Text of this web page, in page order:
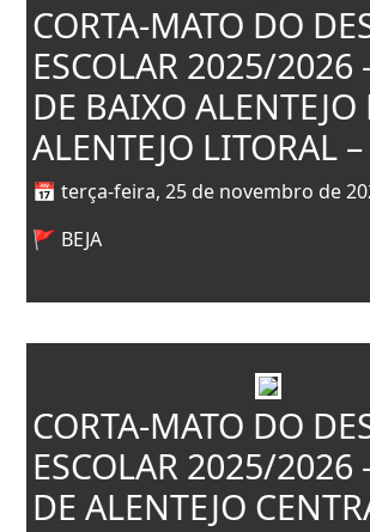
CORTA-MATO DO
ESCOLAR 2025/2026
DE BAIXO ALENTEJO
ALENTEJO LITORAL
📅 terça-feira, 25 de novembro de
🚩 BEJA
CORTA-MATO DO
ESCOLAR 2025/2026
DE ALENTEJO